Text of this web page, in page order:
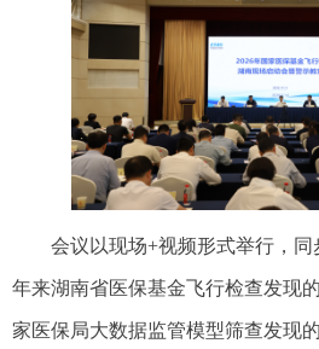
会议以现场+视频形式举行，
年来湖南省医保基金飞行检查发现
家医保局大数据监管模型筛查发现